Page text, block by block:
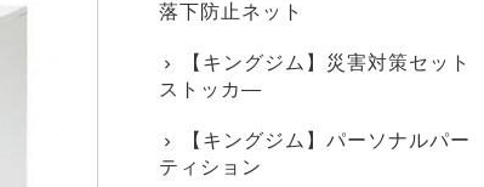
落下防止ネット
【キングジム】災害対策セット
ストッカ―
【キングジム】パーソナルパー
ティション